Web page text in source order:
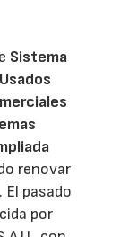
Sistema
renovar
El pasado
por